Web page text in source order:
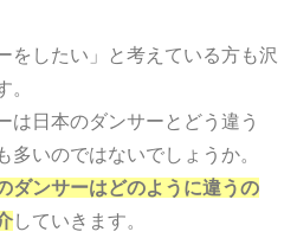
をしたい」と考えている方も沢
。
は日本のダンサーとどう違う
いのではないでしょうか。
ダンサーはどのように違うの
していきます。